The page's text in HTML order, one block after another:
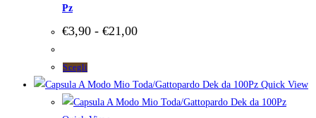
Pz
€3,90 - €21,00Fascia
€3,90
a
€21,00
Scegli
prodotto
ha
Quick View